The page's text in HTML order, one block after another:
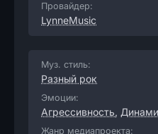
Провайдер:
LynneMusic
Муз. стиль:
Разный рок
Эмоции:
Агрессивность,
Жанр медиапроекта: